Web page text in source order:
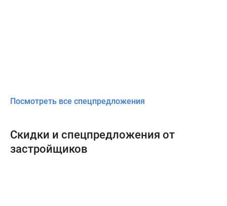
Посмотреть все спецпредложения
Скидки и спецпредложения от
застройщиков